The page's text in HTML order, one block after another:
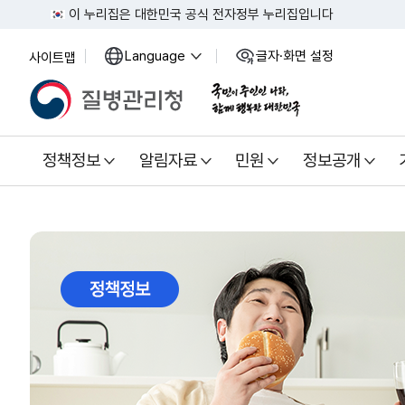
이 누리집은 대한민국 공식 전자정부 누리집입니다
사이트맵 Language 열
글자·화면 설정
정책정보 알림자료 민원 정보공개